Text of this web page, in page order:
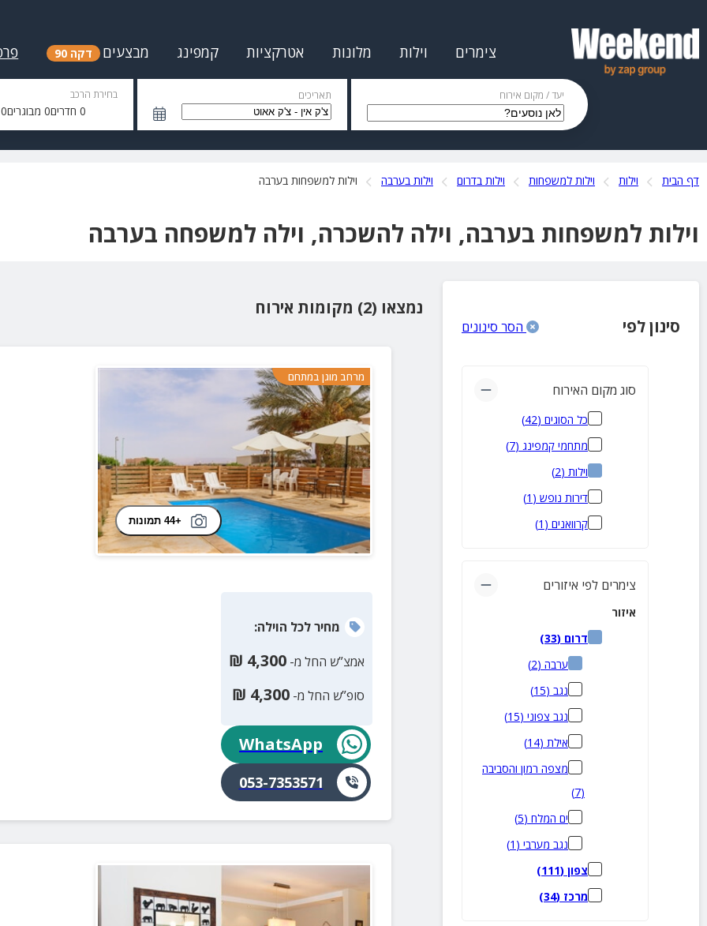
צימרים וילות מלונות אטרקציות קמפינג מבצעים דקה 90
יעד / מקום אירוח תאריכים בחירת הרכב
0חדרים0מבוגרים0
דף הבית וילות וילות למשפחות וילות בדרום וילות בערבה וילות למשפחות בערבה
וילות למשפחות בערבה, וילה להשכרה, וילה למשפחה בערבה
סינון לפי הסר סינונים
סוג מקום האירוח
כל הסוגים (
42
)
מתחמי קמפינג (
7
)
וילות (
2
)
דירות נופש (
1
)
קרוואנים (
1
)
צימרים לפי איזורים
איזור
דרום (
33
)
ערבה (
2
)
נגב (
15
)
נגב צפוני (
15
)
אילת (
14
)
מצפה רמון והסביבה
(
7
)
ים המלח (
5
)
נגב מערבי (
1
)
צפון (
111
)
מרכז (
34
)
נמצאו (2) מקומות אירוח
מרחב מוגן במתחם
+44 תמונות
מחירלכל הוילה:
אמצ”ש החל מ- 4,300
₪
סופ”ש החל מ- 4,300
₪
WhatsApp
053-7353571